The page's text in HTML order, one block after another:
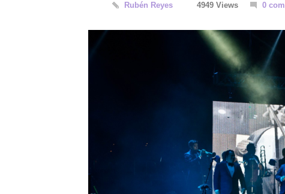
Rubén Reyes
4949 Views 0